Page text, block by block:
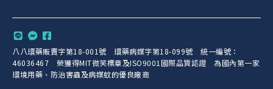
八八環藥販賣字第18-001號 環藥病媒字第18-099號 統一編號：
46036467 榮獲得MIT微笑標章及ISO9001國際品質認證 為國內第一家
環境用藥、防治害蟲及病媒蚊的優良廠商